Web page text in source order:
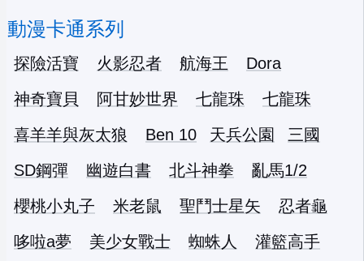
動漫卡通系列
探險活寶 火影忍者 航海王
Dora
神奇寶貝
阿甘妙世界 七龍珠
七龍珠
喜羊羊與灰太狼
Ben 10 天兵公園
三國
SD鋼彈
幽遊白書 北斗神拳
亂馬1/2
櫻桃小丸子
米老鼠 聖鬥士星矢
忍者龜
哆啦a夢
美少女戰士 蜘蛛人
灌籃高手